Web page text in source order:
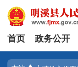
首页 政务公开